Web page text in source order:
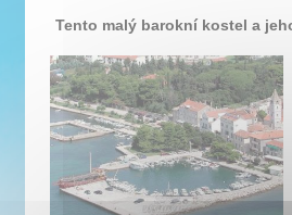
Tento malý barokní kostel a